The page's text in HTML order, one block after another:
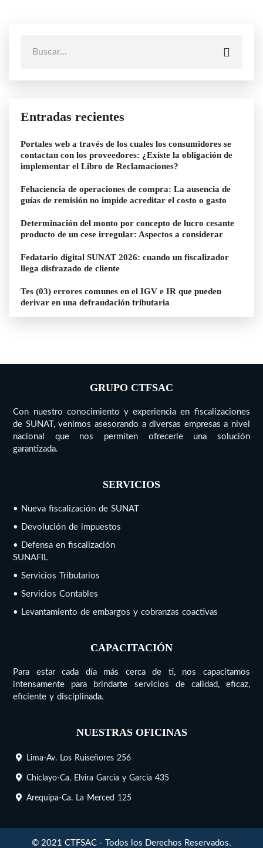
Entradas recientes
Portales web a través de los cuales los consumidores se
contactan con los proveedores: ¿Existe la obligación de
implementar el Libro de Reclamaciones?
Fehaciencia de operaciones de compra: La ausencia de
guías de remisión no impide acreditar el costo o gasto
Determinación del monto por concepto de lucro cesante
producto de un cese irregular: Aspectos a considerar
Fedatario digital SUNAT 2026: cuando un fiscalizador
llega disfrazado de cliente
Tes (03) errores comunes en el IGV e IR que pueden
derivar en una defraudación tributaria
GRUPO CTFSAC
Con nuestro conocimiento y experiencia en fiscalizaciones
de SUNAT, venimos asesorando a diversas empresas a nivel
nacional que nos permiten ofrecerle una solución
garantizada.
SERVICIOS
• Nueva fiscalización de SUNAT
• Devolución de impuestos
• Defensa en fiscalización
SUNAFIL
• Servicios Tributarios
• Servicios Contables
• Levantamiento de embargos y cobranzas coactivas
CAPACITACIÓN
Para estar cada día más cerca de ti, nos capacitamos
intensamente para brindarte servicios de calidad, eficaz,
eficiente y disciplinada.
NUESTRAS OFICINAS
Lima-Av. Los Ruiseñores 256
Chiclayo-Ca. Elvira Garcia y Garcia 435
Arequipa-Ca. La Merced 125
© 2021 CTFSAC - Todos los Derechos Reservados.